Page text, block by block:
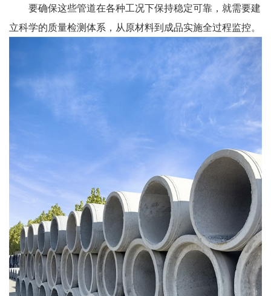
要确保这些管道在各种工况下保持稳定可靠，就需要建
立科学的质量检测体系，从原材料到成品实施全过程监控。